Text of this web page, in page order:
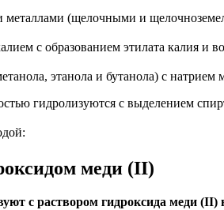
(щелочными и
с образованием этилата калия и
этанола и бутанола) с натрием
гидролизуются с выделением
меди (II)
с раствором гидроксида меди